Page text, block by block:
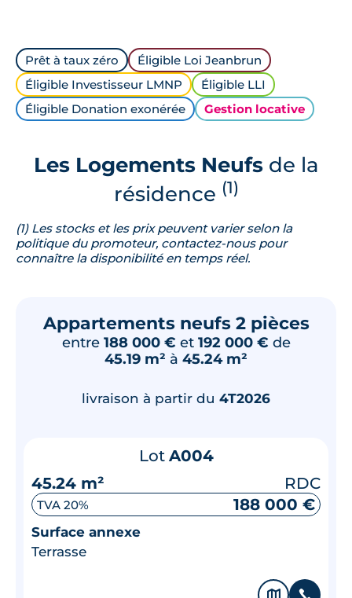
Prêt à taux zéro
Éligible Loi Jeanbrun
Éligible Investisseur LMNP
Éligible LLI
Éligible Donation exonérée
Gestion locative
Les Logements Neufsde la
résidence (1)
(1) Les stocks et les prix peuvent varier selon la
politique du promoteur, contactez-nous pour
connaître la disponibilité en temps réel.
Appartements neufs 2 pièces
entre 188 000 € et 192 000 € de
45.19 m² à 45.24 m²
livraison à partir du 4T2026
Lot A004
45.24 m²
RDC
TVA 20% 188 000 €
Surface annexe
Terrasse
🗞 📞